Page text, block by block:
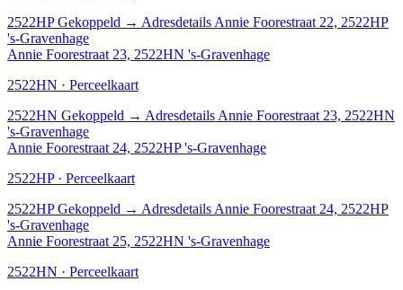
2522HP Gekoppeld → Adresdetails Annie Foorestraat 22, 2522HP
's-Gravenhage
Annie Foorestraat 23, 2522HN 's-Gravenhage
2522HN · Perceelkaart
2522HN Gekoppeld → Adresdetails Annie Foorestraat 23, 2522HN
's-Gravenhage
Annie Foorestraat 24, 2522HP 's-Gravenhage
2522HP · Perceelkaart
2522HP Gekoppeld → Adresdetails Annie Foorestraat 24, 2522HP
's-Gravenhage
Annie Foorestraat 25, 2522HN 's-Gravenhage
2522HN · Perceelkaart